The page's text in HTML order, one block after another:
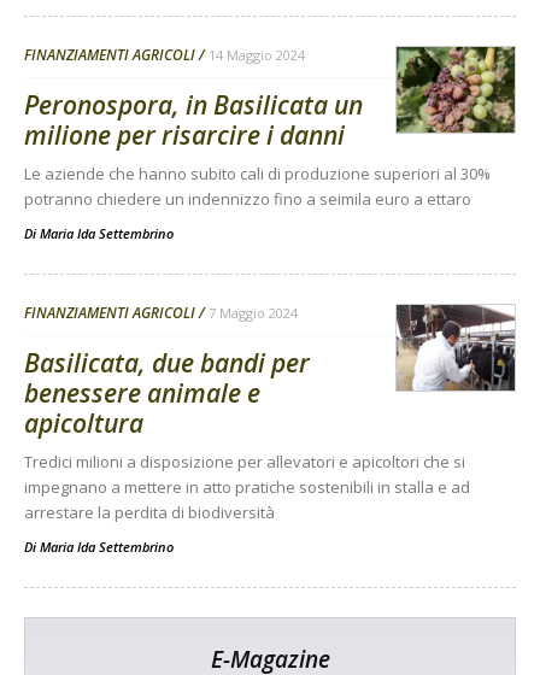
FINANZIAMENTI AGRICOLI 14 Maggio 2024
Peronospora, in Basilicata un
milione per risarcire i danni
Le aziende che hanno subito cali di produzione superiori al 30%
potranno chiedere un indennizzo fino a seimila euro a ettaro
Di Maria Ida Settembrino
FINANZIAMENTI AGRICOLI 7 Maggio 2024
Basilicata, due bandi per
benessere animale e
apicoltura
Tredici milioni a disposizione per allevatori e apicoltori che si
impegnano a mettere in atto pratiche sostenibili in stalla e ad
arrestare la perdita di biodiversità
Di Maria Ida Settembrino
E-Magazine